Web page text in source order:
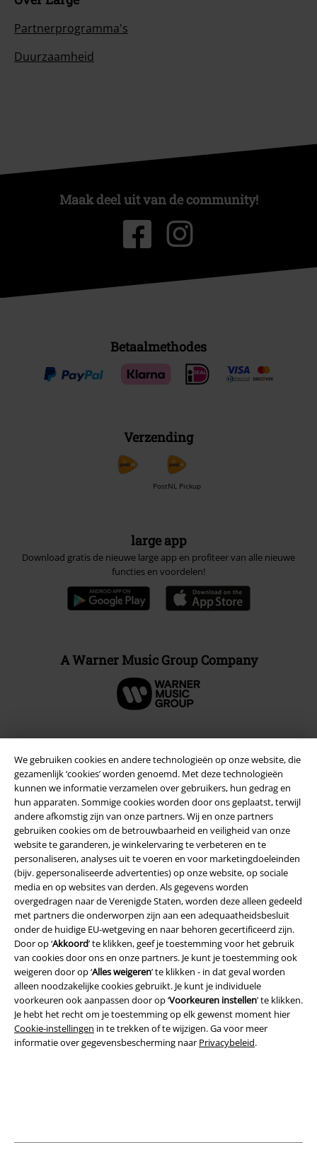
We gebruiken cookies en andere technologieën op onze website, die
gezamenlijk ‘cookies’ worden genoemd. Met deze technologieën
kunnen we informatie verzamelen over gebruikers, hun gedrag en
hun apparaten. Sommige cookies worden door ons geplaatst, terwijl
andere afkomstig zijn van onze partners. Wij en onze partners
gebruiken cookies om de betrouwbaarheid en veiligheid van onze
website te garanderen, je winkelervaring te verbeteren en te
personaliseren, analyses uit te voeren en voor marketingdoeleinden
(bijv. gepersonaliseerde advertenties) op onze website, op sociale
media en op websites van derden. Als gegevens worden
overgedragen naar de Verenigde Staten, worden deze alleen gedeeld
met partners die onderworpen zijn aan een adequaatheidsbesluit
onder de huidige EU-wetgeving en naar behoren gecertificeerd zijn.
Door op ‘Akkoord’ te klikken, geef je toestemming voor het gebruik
van cookies door ons en onze partners. Je kunt je toestemming ook
weigeren door op ‘Alles weigeren’ te klikken - in dat geval worden
alleen noodzakelijke cookies gebruikt. Je kunt je individuele
voorkeuren ook aanpassen door op ‘Voorkeuren instellen’ te klikken.
Je hebt het recht om je toestemming op elk gewenst moment hier
Cookie-instellingen in te trekken of te wijzigen. Ga voor meer
informatie over gegevensbescherming naar Privacybeleid.
Partnerprogramma's
Duurzaamheid
Maak deel uit van de community!
Betaalmethodes
Verzending
PostNL Pickup
large app
Download gratis de nieuwe large app en profiteer van alle nieuwe
functies en voordelen!
A Warner Music Group Company
Beveiliging
Legal
Algemene Voorwaarden
Bedrijfsgegevens